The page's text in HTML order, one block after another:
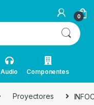
0
Audio Componentes
Proyectores